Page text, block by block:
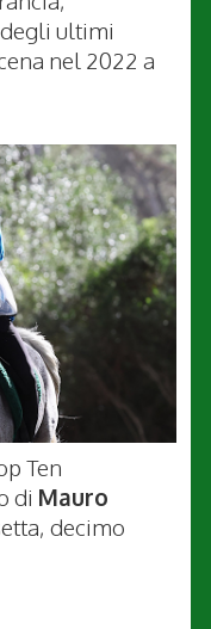
ultimi
nel 2022 a
Ten
di Mauro
decimo